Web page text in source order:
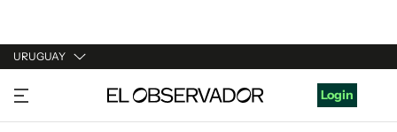
URUGUAY
URUGUAY
ARGENTINA
Login